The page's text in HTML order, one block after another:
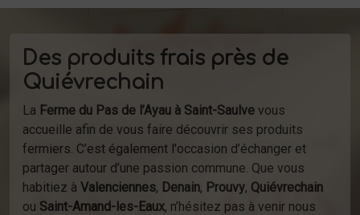
Des produits frais près de
Quiévrechain
La Ferme du Pas de l’Ayau à Saint-Saulve vous
accueille afin de vous faire découvrir ses produits
fermiers. C’est également l'occasion d’échanger et
partager autour d’une passion commune. Que vous
habitiez à Valenciennes, Denain, Prouvy, Quiévrechain
ou Saint-Amand-les-Eaux, n’hésitez pas à venir nous